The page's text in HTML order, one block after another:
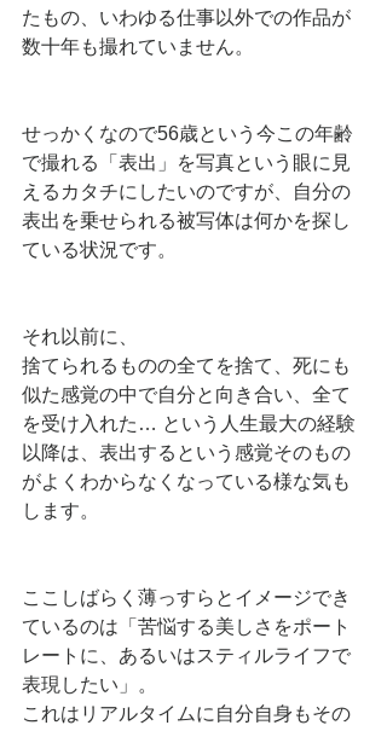
たもの、いわゆる仕事以外での作品が
数十年も撮れていません。
せっかくなので56歳という今この年齢
で撮れる「表出」を写真という眼に見
えるカタチにしたいのですが、自分の
表出を乗せられる被写体は何かを探し
ている状況です。
それ以前に、
捨てられるものの全てを捨て、死にも
似た感覚の中で自分と向き合い、全て
を受け入れた… という人生最大の経験
以降は、表出するという感覚そのもの
がよくわからなくなっている様な気も
します。
ここしばらく薄っすらとイメージでき
ているのは「苦悩する美しさをポート
レートに、あるいはスティルライフで
表現したい」。
これはリアルタイムに自分自身もその